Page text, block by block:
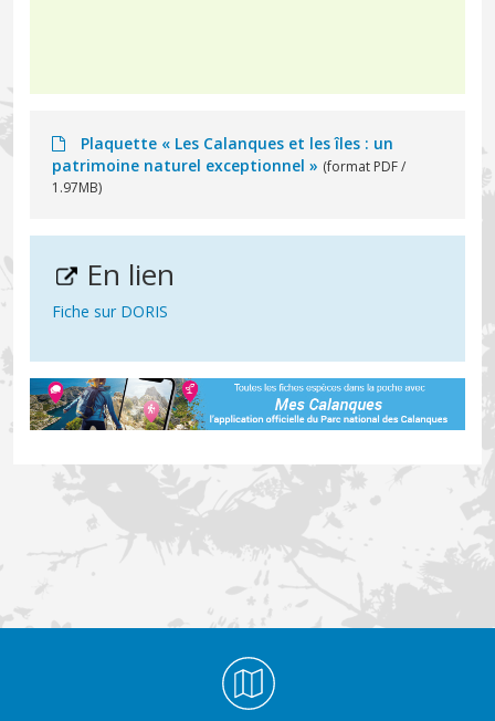
Plaquette « Les Calanques et les îles : un
patrimoine naturel exceptionnel » (format PDF /
1.97MB)
En lien
Fiche sur DORIS